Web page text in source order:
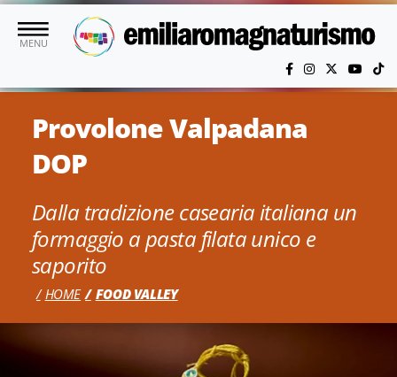
Vai al contenuto principale
MENU
Provolone Valpadana
DOP
Dalla tradizione casearia italiana un
formaggio a pasta filata unico e
saporito
HOME FOOD VALLEY